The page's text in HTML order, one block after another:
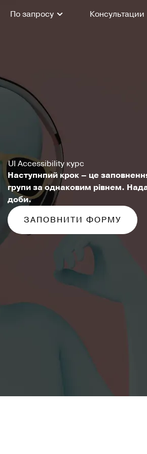
По запросу Консультации
UI Accessibility курс
Наступнпий крок – це
групи за однаковим рівнем.
доби.
ЗАПОВНИТИ ФОРМУ